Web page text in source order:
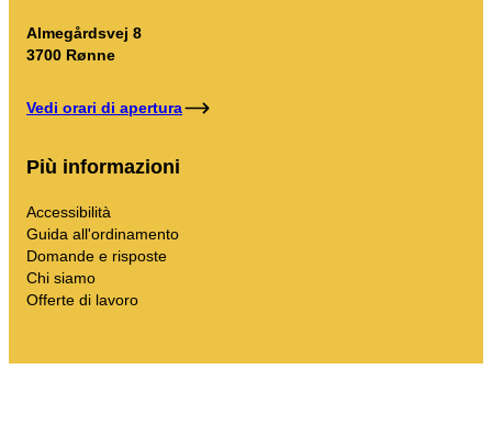
Almegårdsvej 8
3700 Rønne
Vedi orari di apertura
Più informazioni
Accessibilità
Guida all'ordinamento
Domande e risposte
Chi siamo
Offerte di lavoro